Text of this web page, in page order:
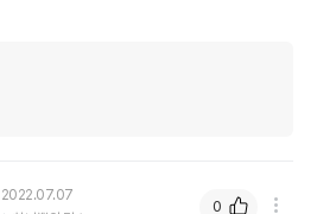
2022.07.07
0